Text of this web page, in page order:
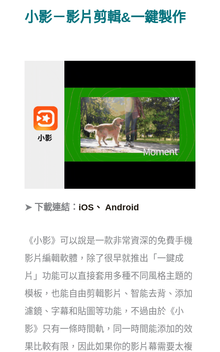
小影－影片剪輯&一鍵製作
➤ 下載連結： iOS、 Android
《小影》可以說是一款非常資深的免費手機
影片編輯軟體，除了很早就推出「一鍵成
片」功能可以直接套用多種不同風格主題的
模板，也能自由剪輯影片、智能去背、添加
濾鏡、字幕和貼圖等功能，不過由於《小
影》只有一條時間軌，同一時間能添加的效
果比較有限，因此如果你的影片幕需要太複